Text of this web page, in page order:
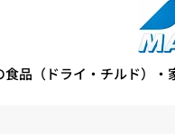
食品（ドライ・チルド）・